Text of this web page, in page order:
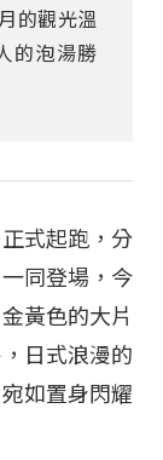
的觀光溫
的泡湯勝
式起跑，分
同登場，今
黃色的大片
日式浪漫的
如置身閃耀